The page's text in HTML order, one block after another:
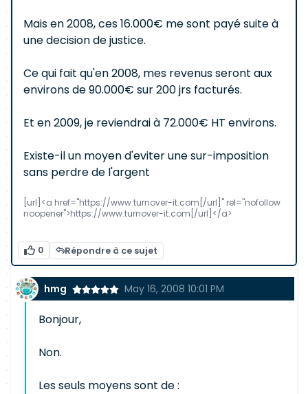
Mais en 2008, ces 16.000€ me sont payé suite à
une decision de justice.
Ce qui fait qu'en 2008, mes revenus seront aux
environs de 90.000€ sur 200 jrs facturés.
Et en 2009, je reviendrai à 72.000€ HT environs.
Existe-il un moyen d'eviter une sur-imposition
sans perdre de l'argent
[url]<a href="https://www.turnover-it.com[/url]" rel="nofollow
noopener">https://www.turnover-it.com[/url]</a>
0 Répondre à ce sujet
hmg May 16, 2008 10:01 PM
Bonjour,
Non.
Les seuls moyens sont de :